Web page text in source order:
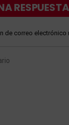
RESPUESTA
de correo electrónico